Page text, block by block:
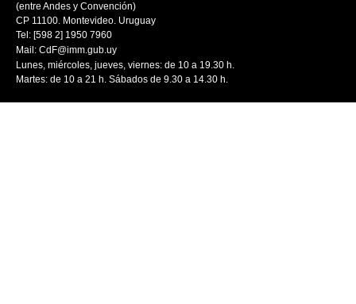
(entre Andes y Convención)
CP 11100. Montevideo. Uruguay
Tel: [598 2] 1950 7960
Mail: CdF@imm.gub.uy
Lunes, miércoles, jueves, viernes: de 10 a 19.30 h.
Martes: de 10 a 21 h. Sábados de 9.30 a 14.30 h.